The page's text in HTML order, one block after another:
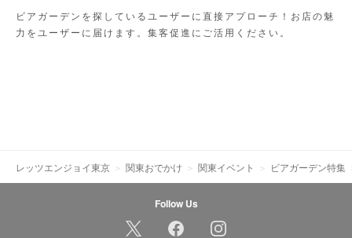
ビアガーデンを探しているユーザーに直接アプローチ！お店の魅
力をユーザーに届けます。集客促進にご活用ください。
レッツエンジョイ東京 関東おでかけ 関東イベント ビアガーデン特集
Follow Us